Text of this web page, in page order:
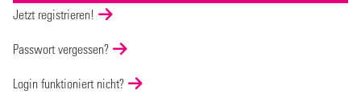
Jetzt registrieren!
Passwort vergessen?
Login funktioniert nicht?